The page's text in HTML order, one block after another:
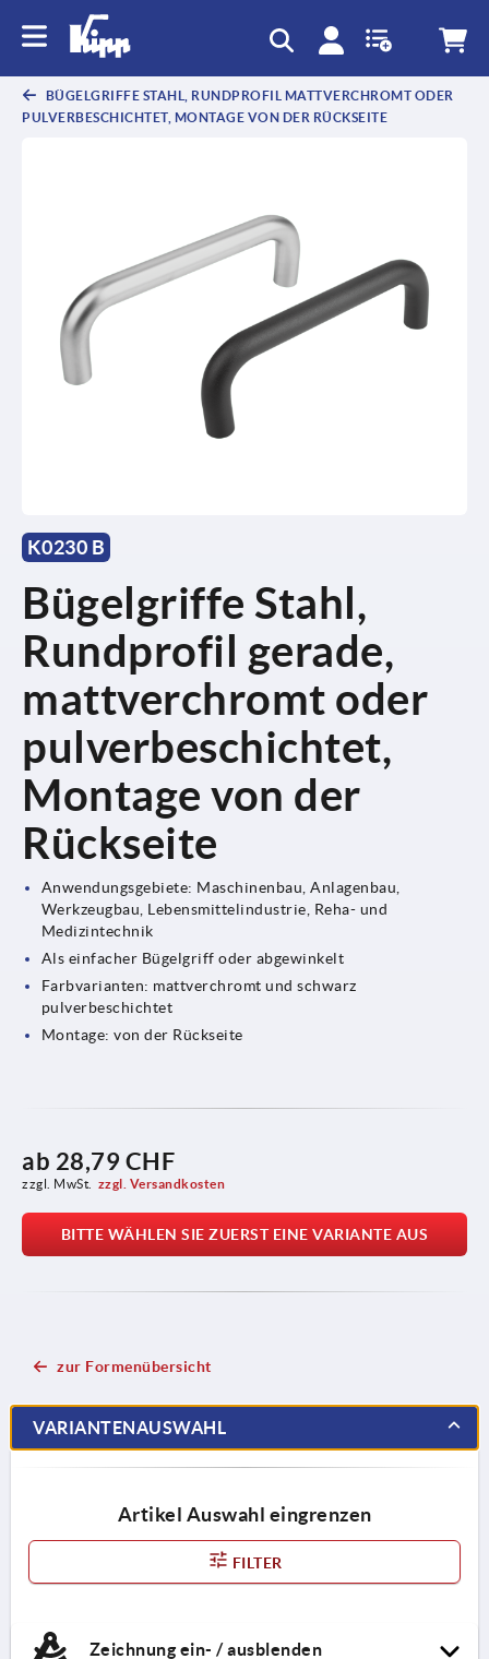
BÜGELGRIFFE STAHL, RUNDPROFIL MATTVERCHROMT ODER
PULVERBESCHICHTET, MONTAGE VON DER RÜCKSEITE
K0230 B
Bügelgriffe Stahl,
Rundprofil gerade,
mattverchromt oder
pulverbeschichtet,
Montage von der
Rückseite
Anwendungsgebiete: Maschinenbau, Anlagenbau,
Werkzeugbau, Lebensmittelindustrie, Reha- und
Medizintechnik
Als einfacher Bügelgriff oder abgewinkelt
Farbvarianten: mattverchromt und schwarz
pulverbeschichtet
Montage: von der Rückseite
ab 28,79 CHF
zzgl. MwSt. zzgl. Versandkosten
BITTE WÄHLEN SIE ZUERST EINE VARIANTE AUS
zur Formenübersicht
VARIANTENAUSWAHL
Artikel Auswahl eingrenzen
FILTER
Zeichnung ein- / ausblenden